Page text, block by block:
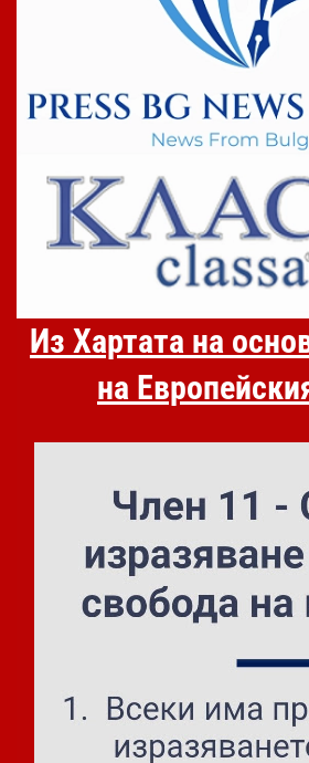
Из Хартата на
на